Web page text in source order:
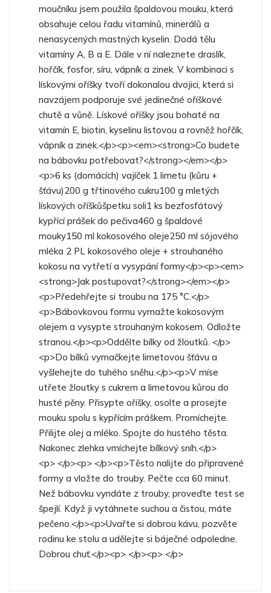
moučníku jsem použila špaldovou mouku, která
obsahuje celou řadu vitamínů, minerálů a
nenasycených mastných kyselin. Dodá tělu
vitamíny A, B a E. Dále v ní naleznete draslík,
hořčík, fosfor, síru, vápník a zinek. V kombinaci s
lískovými oříšky tvoří dokonalou dvojici, která si
navzájem podporuje své jedinečné oříškové
chutě a vůně. Lískové oříšky jsou bohaté na
vitamín E, biotin, kyselinu listovou a rovněž hořčík,
vápník a zinek.</p><p><em><strong>Co budete
na bábovku potřebovat?</strong></em></p>
<p>6 ks (domácích) vajíček 1 limetu (kůru +
šťávu)200 g třtinového cukru100 g mletých
lískových oříškůšpetku soli1 ks bezfosfátový
kypřící prášek do pečiva460 g špaldové
mouky150 ml kokosového oleje250 ml sójového
mléka 2 PL kokosového oleje + strouhaného
kokosu na vytřetí a vysypání formy</p><p><em>
<strong>Jak postupovat?</strong></em></p>
<p>Předehřejte si troubu na 175 °C.</p>
<p>Bábovkovou formu vymažte kokosovým
olejem a vysypte strouhaným kokosem. Odložte
stranou.</p><p>Oddělte bílky od žloutků. </p>
<p>Do bílků vymačkejte limetovou šťávu a
vyšlehejte do tuhého sněhu.</p><p>V míse
utřete žloutky s cukrem a limetovou kůrou do
husté pěny. Přisypte oříšky, osolte a prosejte
mouku spolu s kypřícím práškem. Promíchejte.
Přilijte olej a mléko. Spojte do hustého těsta.
Nakonec zlehka vmíchejte bílkový sníh.</p>
<p> </p><p> </p><p>Těsto nalijte do připravené
formy a vložte do trouby. Pečte cca 60 minut.
Než bábovku vyndáte z trouby, proveďte test se
špejlí. Když ji vytáhnete suchou a čistou, máte
pečeno.</p><p>Uvařte si dobrou kávu, pozvěte
rodinu ke stolu a udělejte si báječné odpoledne.
Dobrou chuť.</p><p> </p><p> </p>